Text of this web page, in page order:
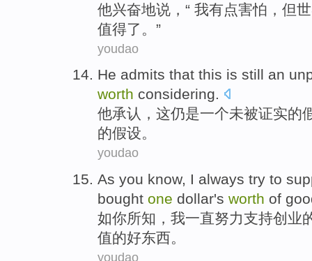
他兴奋地说，“ 我有点害怕，但
值得了。”
youdao
He admits that this is still an
worth considering.
他承认 ， 这仍是一个未被证实的
的假设。
youdao
As you know, I always try to
bought one dollar's worth of
如你所知 ， 我一直努力支持创业
值的好东西。
youdao